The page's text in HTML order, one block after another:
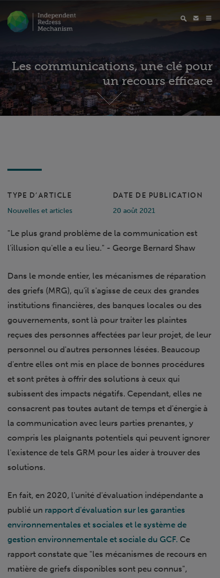
Les communications, une clé pour
un recours efficace
TYPE D'ARTICLE
Nouvelles et articles
DATE DE PUBLICATION
20 août 2021
"Le plus grand problème de la communication est
l'illusion qu'elle a eu lieu." - George Bernard Shaw
Dans le monde entier, les mécanismes de réparation
des griefs (MRG), qu'il s'agisse de ceux des grandes
institutions financières, des banques locales ou des
gouvernements, sont là pour traiter les plaintes
reçues des personnes affectées par leur projet, de leur
personnel ou d'autres personnes lésées. Beaucoup
d'entre elles ont mis en place de bonnes procédures
et sont prêtes à offrir des solutions à ceux qui
subissent des impacts négatifs. Cependant, elles ne
consacrent pas toutes autant de temps et d'énergie à
la communication avec leurs parties prenantes, y
compris les plaignants potentiels qui peuvent ignorer
l'existence de tels GRM pour les aider à trouver des
solutions.
En fait, en 2020, l'unité d'évaluation indépendante a
publié un rapport d'évaluation sur les garanties
environnementales et sociales et le système de
gestion environnementale et sociale du GCF. Ce
rapport constate que "les mécanismes de recours en
matière de griefs disponibles sont peu connus",